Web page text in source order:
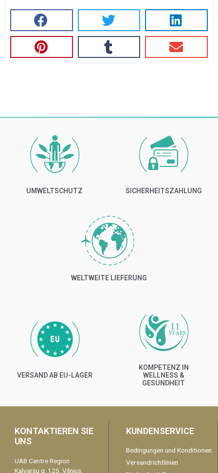
UMWELTSCHUTZ SICHERHEITSZAHLUNG
WELTWEITE LIEFERUNG
VERSAND AB EU-LAGER
11
YEARS
KOMPETENZ IN
WELLNESS &
GESUNDHEIT
KONTAKTIEREN SIE
UNS
UAB Centre Region
Kalvarijų g. 125, Vilnius,
KUNDENSERVICE
Bedingungen und Konditionen
Versandrichtlinien